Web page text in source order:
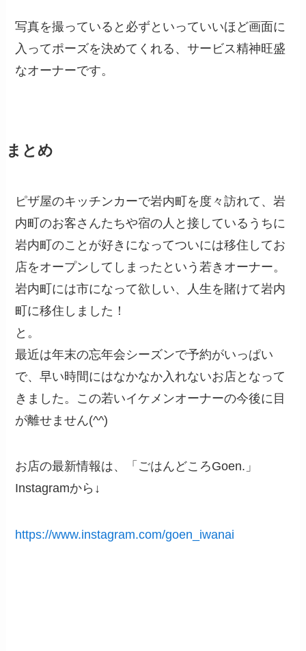
写真を撮っていると必ずといっていいほど画面に
入ってポーズを決めてくれる、サービス精神旺盛
なオーナーです。
まとめ
ピザ屋のキッチンカーで岩内町を度々訪れて、岩
内町のお客さんたちや宿の人と接しているうちに
岩内町のことが好きになってついには移住してお
店をオープンしてしまったという若きオーナー。
岩内町には市になって欲しい、人生を賭けて岩内
町に移住しました！
と。
最近は年末の忘年会シーズンで予約がいっぱい
で、早い時間にはなかなか入れないお店となって
きました。この若いイケメンオーナーの今後に目
が離せません(^^)
お店の最新情報は、「ごはんどころGoen.」
Instagramから↓
https://www.instagram.com/goen_iwanai